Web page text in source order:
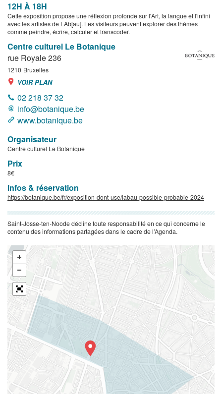
12H À 18H
Cette exposition propose une réflexion profonde sur l'Art, la langue et l'infini
avec les artistes de LAb[au]. Les visiteurs peuvent explorer des thèmes
comme peindre, écrire, calculer et transcoder.
Centre culturel Le Botanique
rue Royale 236
1210 Bruxelles
VOIR PLAN
02 218 37 32
info@botanique.be
www.botanique.be
Organisateur
Centre culturel Le Botanique
Prix
8€
Infos & réservation
https://botanique.be/fr/exposition-dont-use/labau-possible-probable-2024
Saint-Josse-ten-Noode décline toute responsabilité en ce qui concerne le
contenu des informations partagées dans le cadre de l’Agenda.